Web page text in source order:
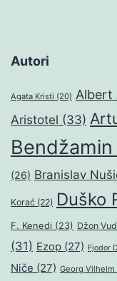
Autori
Agata Kristi (20) Albert
Aristotel (33)
(26) Branislav
Korać (22) Duško
F. Kenedi (23) Džon
(31) Ezop (27) Fjodor
Niče (27) Georg